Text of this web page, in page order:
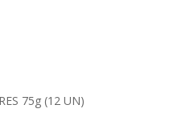
75g (12 UN)